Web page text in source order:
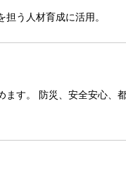
う人材育成に活用。
す。 防災、安全安心、